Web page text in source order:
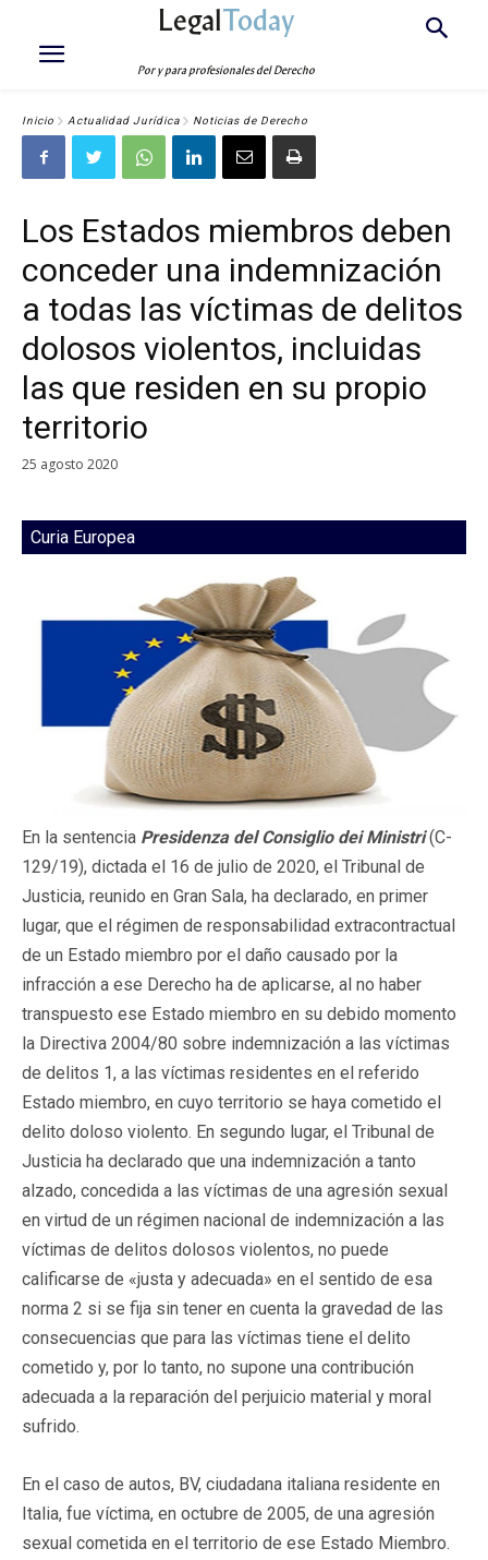
LegalToday
Por y para profesionales del Derecho
Inicio Actualidad Jurídica Noticias de Derecho
Los Estados miembros deben
conceder una indemnización
a todas las víctimas de delitos
dolosos violentos, incluidas
las que residen en su propio
territorio
25 agosto 2020
Curia Europea
En la sentencia Presidenza del Consiglio dei Ministri (C-
129/19), dictada el 16 de julio de 2020, el Tribunal de
Justicia, reunido en Gran Sala, ha declarado, en primer
lugar, que el régimen de responsabilidad extracontractual
de un Estado miembro por el daño causado por la
infracción a ese Derecho ha de aplicarse, al no haber
transpuesto ese Estado miembro en su debido momento
la Directiva 2004/80 sobre indemnización a las víctimas
de delitos 1, a las víctimas residentes en el referido
Estado miembro, en cuyo territorio se haya cometido el
delito doloso violento. En segundo lugar, el Tribunal de
Justicia ha declarado que una indemnización a tanto
alzado, concedida a las víctimas de una agresión sexual
en virtud de un régimen nacional de indemnización a las
víctimas de delitos dolosos violentos, no puede
calificarse de «justa y adecuada» en el sentido de esa
norma 2 si se fija sin tener en cuenta la gravedad de las
consecuencias que para las víctimas tiene el delito
cometido y, por lo tanto, no supone una contribución
adecuada a la reparación del perjuicio material y moral
sufrido.
En el caso de autos, BV, ciudadana italiana residente en
Italia, fue víctima, en octubre de 2005, de una agresión
sexual cometida en el territorio de ese Estado Miembro.